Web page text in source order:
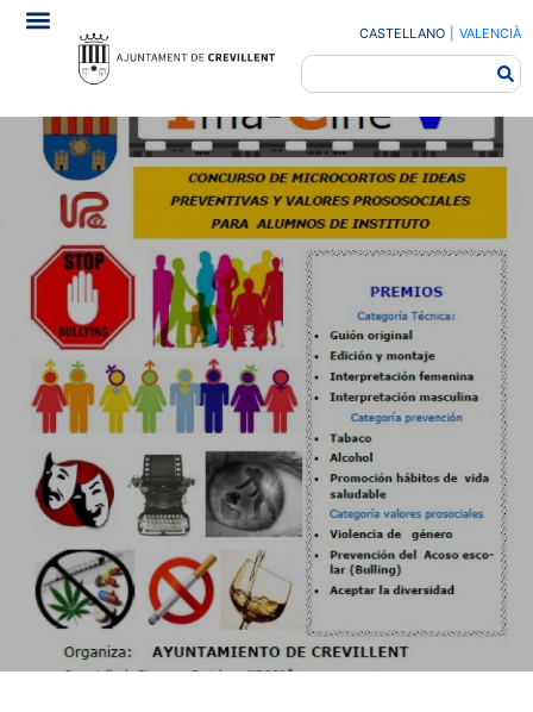
CASTELLANO VALENCIÀ